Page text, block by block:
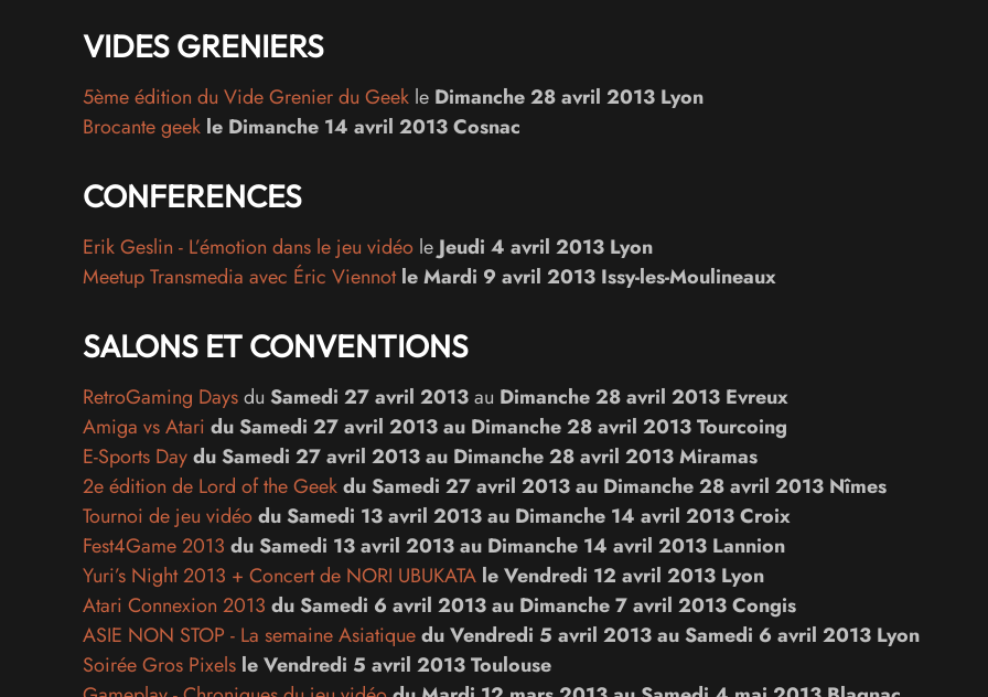
VIDES GRENIERS
5ème édition du Vide Grenier du Geekle Dimanche 28 avril 2013 Lyon
Brocante geek le Dimanche 14 avril 2013Cosnac
CONFERENCES
Erik Geslin - L’émotion dans le jeu vidéole Jeudi 4 avril 2013 Lyon
Meetup Transmedia avec Éric Viennot leMardi 9 avril 2013Issy-les-Moulineaux
SALONS ET CONVENTIONS
RetroGaming Daysdu Samedi 27 avril 2013au Dimanche 28 avril 2013 Evreux
Amiga vs Atari duSamedi 27 avril 2013au Dimanche 28 avril 2013 Tourcoing
E-Sports Day duSamedi 27 avril 2013au Dimanche 28 avril 2013Miramas
2e édition de Lord of the Geek duSamedi 27 avril 2013au Dimanche 28 avril 2013 Nîmes
Tournoi de jeu vidéo duSamedi 13 avril 2013au Dimanche 14 avril 2013Croix
Fest4Game 2013 duSamedi 13 avril 2013au Dimanche 14 avril 2013Lannion
Yuri’s Night 2013 + Concert de NORI UBUKATA leVendredi 12 avril 2013Lyon
Atari Connexion 2013 duSamedi 6 avril 2013au Dimanche 7 avril 2013Congis
ASIE NON STOP - La semaine Asiatique duVendredi 5 avril 2013auSamedi 6 avril 2013Lyon
Soirée Gros Pixels leVendredi 5 avril 2013Toulouse